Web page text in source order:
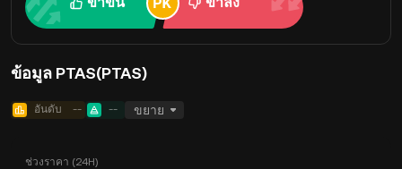
ข้อมูล PTAS(PTAS)
อันดับ -- -- ขยาย
ช่วงราคา (24H)